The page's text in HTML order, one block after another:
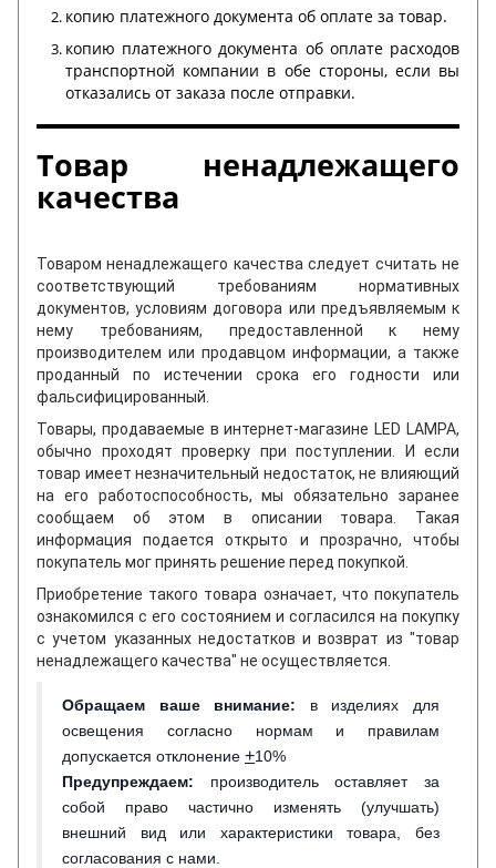
копию платежного документа об оплате за товар.
копию платежного документа об оплате расходов
транспортной компании в обе стороны, если вы
отказались от заказа после отправки.
Товар ненадлежащего
качества
Товаром ненадлежащего качества следует считать не
соответствующий требованиям нормативных
документов, условиям договора или предъявляемым к
нему требованиям, предоставленной к нему
производителем или продавцом информации, а также
проданный по истечении срока его годности или
фальсифицированный.
Товары, продаваемые в интернет-магазине LED LAMPA,
обычно проходят проверку при поступлении. И если
товар имеет незначительный недостаток, не влияющий
на его работоспособность, мы обязательно заранее
сообщаем об этом в описании товара. Такая
информация подается открыто и прозрачно, чтобы
покупатель мог принять решение перед покупкой.
Приобретение такого товара означает, что покупатель
ознакомился с его состоянием и согласился на покупку
с учетом указанных недостатков и возврат из "товар
ненадлежащего качества" не осуществляется.
Обращаем ваше внимание: в изделиях для
освещения согласно нормам и правилам
допускается отклонение +10%
Предупреждаем: производитель оставляет за
собой право частично изменять (улучшать)
внешний вид или характеристики товара, без
согласования с нами.